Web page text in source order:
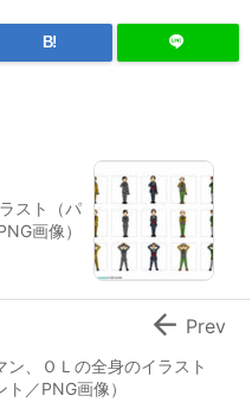
B!
スト（パ
画像）
ン、ＯＬの全身のイラスト
ト／PNG画像）
 Prev